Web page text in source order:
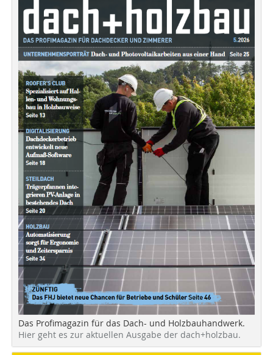
Das Profimagazin für das Dach- und Holzbauhandwerk.
Hier geht es zur aktuellen Ausgabe der dach+holzbau.